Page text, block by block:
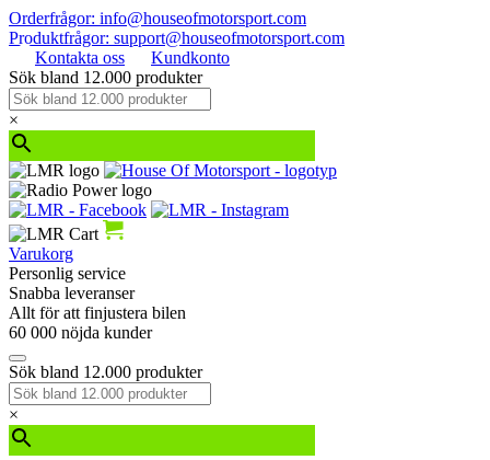
Orderfrågor: info@houseofmotorsport.com
Produktfrågor: support@houseofmotorsport.com
Kontakta oss
Kundkonto
Sök bland 12.000 produkter
×
Varukorg
Personlig service
Snabba leveranser
Allt för att finjustera bilen
60 000 nöjda kunder
Sök bland 12.000 produkter
×